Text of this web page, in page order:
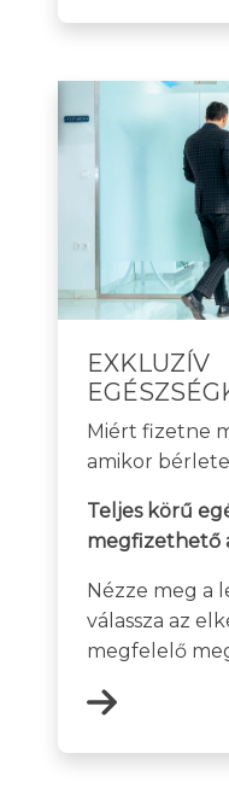
EXKLUZÍV
Miért fizetne
amikor
Teljes körű
megfizethető
Nézze meg a
válassza az
megfelelő